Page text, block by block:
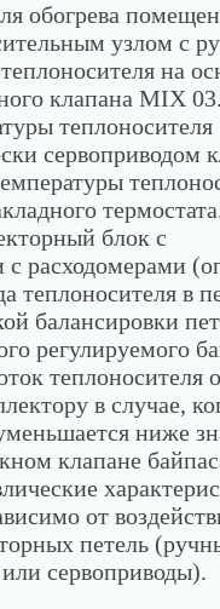
обогрева
узлом с
на
клапана MIX
теплоносителя
сервоприводом
блок с
расходомерами
теплоносителя в
балансировки
регулируемого
теплоносителя
в случае,
ниже
клапане
от
петель
сервоприводы).